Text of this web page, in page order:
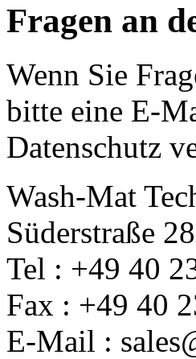
Fragen an
Wenn Sie
bitte eine E-
Datenschutz
Wash-Mat
Süderstraße
Tel : +49 40
Fax : +49 40
E-Mail :